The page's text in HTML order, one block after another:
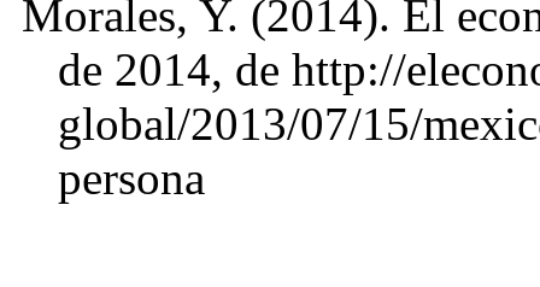
Morales, Y. (2014). El
de 2014, de http://
global/2013/07/15/
persona